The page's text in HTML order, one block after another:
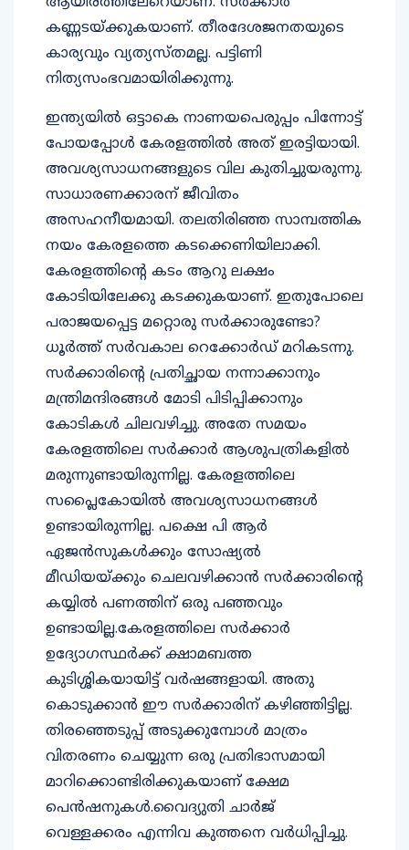
കണ്ണടയ്ക്കുകയാണ്. തീരദേശജനതയുടെ
കാര്യവും വ്യത്യസ്തമല്ല. പട്ടിണി
നിത്യസംഭവമായിരിക്കുന്നു.
പോയപ്പോള്‍ കേരളത്തില്‍ അത് ഇരട്ടിയായി.
അവശ്യസാധനങ്ങളുടെ വില കുതിച്ചുയരുന്നു.
സാധാരണക്കാരന് ജീവിതം
അസഹനീയമായി. തലതിരിഞ്ഞ സാമ്പത്തിക
നയം കേരളത്തെ കടക്കെണിയിലാക്കി.
കേരളത്തിന്റെ കടം ആറു ലക്ഷം
കോടിയിലേക്കു കടക്കുകയാണ്. ഇതുപോലെ
പരാജയപ്പെട്ട മറ്റൊരു സര്‍ക്കാരുണ്ടോ?
ധൂര്‍ത്ത് സര്‍വകാല റെക്കോര്‍ഡ് മറികടന്നു.
സര്‍ക്കാരിന്റെ പ്രതിച്ഛായ നന്നാക്കാനും
മന്ത്രിമന്ദിരങ്ങള്‍ മോടി പിടിപ്പിക്കാനും
കോടികള്‍ ചിലവഴിച്ചു. അതേ സമയം
കേരളത്തിലെ സര്‍ക്കാര്‍ ആശുപത്രികളില്‍
മരുന്നുണ്ടായിരുന്നില്ല. കേരളത്തിലെ
സപ്ലൈകോയില്‍ അവശ്യസാധനങ്ങള്‍
ഉണ്ടായിരുന്നില്ല. പക്ഷെ പി ആര്‍
ഏജന്‍സുകള്‍ക്കും സോഷ്യല്‍
മീഡിയയ്ക്കും ചെലവഴിക്കാന്‍ സര്‍ക്കാരിന്റെ
കയ്യില്‍ പണത്തിന് ഒരു പഞ്ഞവും
ഉണ്ടായില്ല.കേരളത്തിലെ സര്‍ക്കാര്‍
ഉദ്യോഗസ്ഥര്‍ക്ക് ക്ഷാമബത്ത
കുടിശ്ശികയായിട്ട് വര്‍ഷങ്ങളായി. അതു
കൊടുക്കാന്‍ ഈ സര്‍ക്കാരിന് കഴിഞ്ഞിട്ടില്ല.
തിരഞ്ഞെടുപ്പ് അടുക്കുമ്പോള്‍ മാത്രം
വിതരണം ചെയ്യുന്ന ഒരു പ്രതിഭാസമായി
മാറിക്കൊണ്ടിരിക്കുകയാണ് ക്ഷേമ
പെന്‍ഷനുകള്‍.വൈദ്യുതി ചാര്‍ജ്
വെള്ളക്കരം എന്നിവ കുത്തനെ വര്‍ധിപ്പിച്ചു.
യുഡിഎഫ് ഭരണകാലത്ത് കൊണ്ടുവന്ന